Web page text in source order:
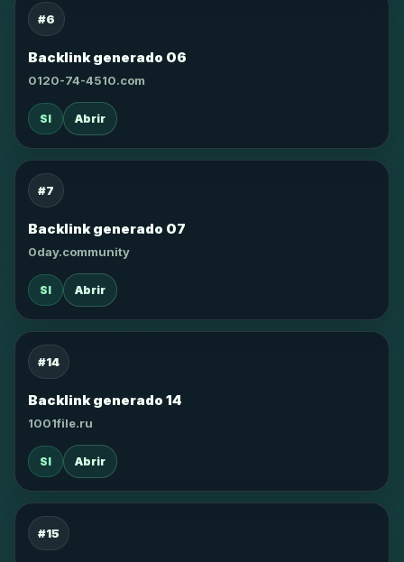
#6
Backlink generado 06
0120-74-4510.com
SI Abrir
#7
Backlink generado 07
0day.community
SI Abrir
#14
Backlink generado 14
1001file.ru
SI Abrir
#15